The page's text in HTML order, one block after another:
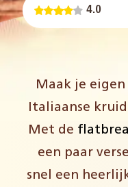
4.0
Maak je
Italiaanse
Met de
een paar
snel een